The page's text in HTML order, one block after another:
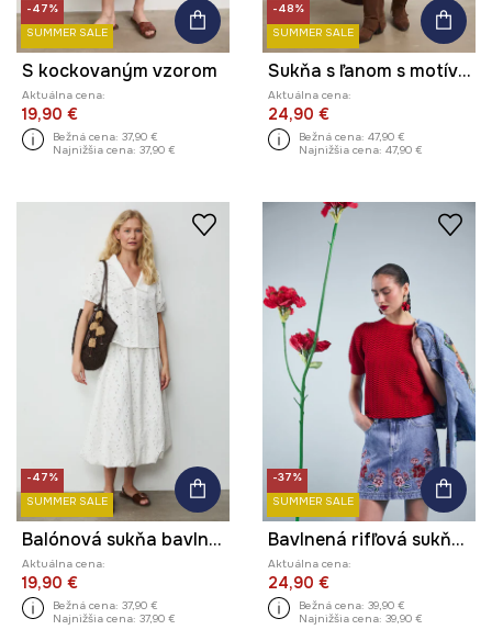
-47%
SUMMER SALE
S kockovaným vzorom
Aktuálna cena:
19,90 €
Bežná cena: 37,90 €
Najnižšia cena: 37,90 €
-48%
SUMMER SALE
Sukňa s ľanom s motívom zeleniny
Aktuálna cena:
24,90 €
Bežná cena: 47,90 €
Najnižšia cena: 47,90 €
-47%
SUMMER SALE
Balónová sukňa bavlnená
Aktuálna cena:
19,90 €
Bežná cena: 37,90 €
Najnižšia cena: 37,90 €
-37%
SUMMER SALE
Bavlnená rifľová sukňa mini s ozdobnou výšivkou
Aktuálna cena:
24,90 €
Bežná cena: 39,90 €
Najnižšia cena: 39,90 €